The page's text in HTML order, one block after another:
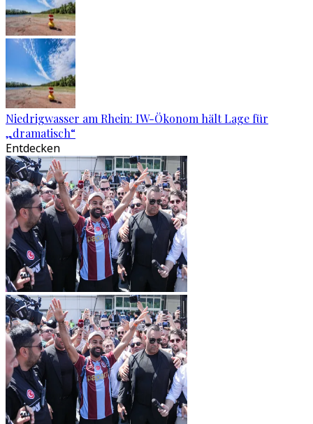
Niedrigwasser am Rhein: IW-Ökonom hält Lage für
„dramatisch“
Entdecken